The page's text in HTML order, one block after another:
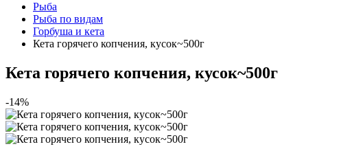
Рыба
Рыба по видам
Горбуша и кета
Кета горячего копчения, кусок~500г
Кета горячего копчения, кусок~500г
-14%